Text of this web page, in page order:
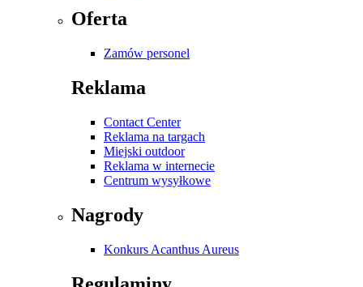
Oferta
Zamów personel
Reklama
Contact Center
Reklama na targach
Miejski outdoor
Reklama w internecie
Centrum wysyłkowe
Nagrody
Konkurs Acanthus Aureus